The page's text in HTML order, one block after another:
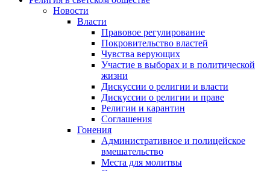
Новости
Власти
Правовое регулирование
Покровительство властей
Чувства верующих
Участие в выборах и в политической
жизни
Дискуссии о религии и власти
Дискуссии о религии и праве
Религии и карантин
Соглашения
Гонения
Административное и полицейское
вмешательство
Места для молитвы